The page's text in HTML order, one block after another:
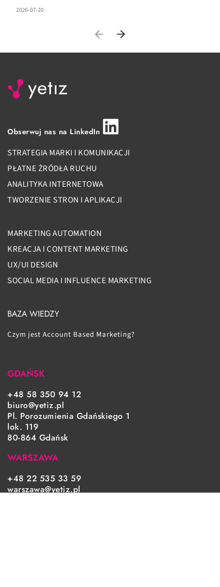
2026-07-20
Obserwuj nas na LinkedIn
STRATEGIA MARKI I KOMUNIKACJI
PŁATNE ŻRÓDŁA RUCHU
ANALITYKA INTERNETOWA
TWORZENIE STRON I APLIKACJI
MARKETING AUTOMATION
KREACJA I CONTENT MARKETING
UX/UI DESIGN
SOCIAL MEDIA I INFLUENCE MARKETING
BAZA WIEDZY
Czym jest Account Based Marketing?
GDAŃSK
+48 58 350 94 12
biuro@yetiz.pl
Pl. Porozumienia Gdańskiego 1
lok. 119
80-864 Gdańsk
WARSZAWA
+48 22 535 33 59
warszawa@yetiz.pl